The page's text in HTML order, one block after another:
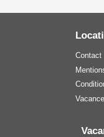
Contact